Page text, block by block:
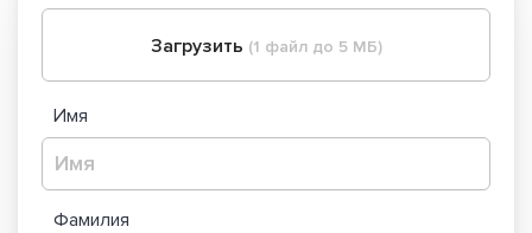
Загрузить (1 файл до 5 МБ)
Имя
Фамилия